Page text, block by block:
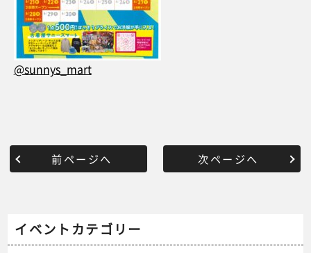
@sunnys_mart
前ページへ 次ページへ
イベントカテゴリー